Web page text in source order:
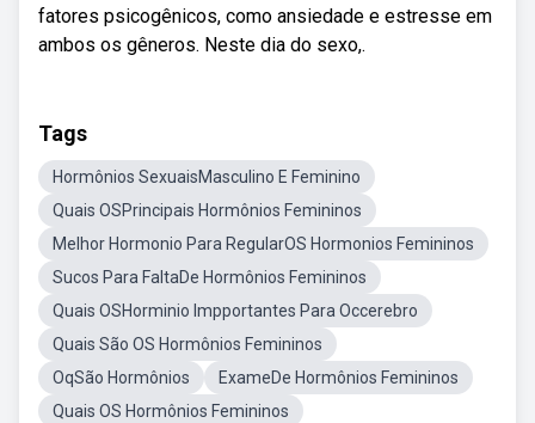
fatores psicogênicos, como ansiedade e estresse em
ambos os gêneros. Neste dia do sexo,.
Tags
Hormônios SexuaisMasculino E Feminino
Quais OSPrincipais Hormônios Femininos
Melhor Hormonio Para RegularOS Hormonios Femininos
Sucos Para FaltaDe Hormônios Femininos
Quais OSHorminio Impportantes Para Occerebro
Quais São OS Hormônios Femininos
OqSão Hormônios
ExameDe Hormônios Femininos
Quais OS Hormônios Femininos